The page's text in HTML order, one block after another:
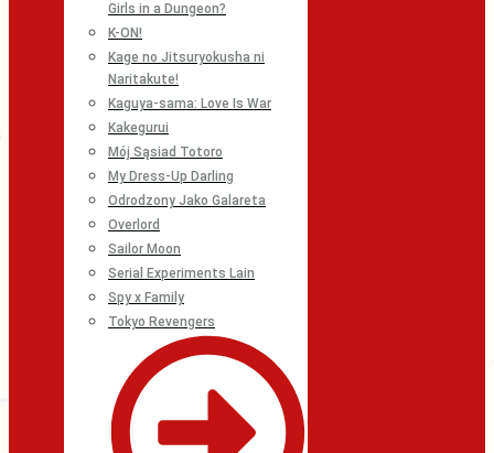
Girls in a Dungeon?
K-ON!
Kage no Jitsuryokusha ni
Naritakute!
Kaguya-sama: Love Is War
Kakegurui
Mój Sąsiad Totoro
My Dress-Up Darling
Odrodzony Jako Galareta
Overlord
Sailor Moon
Serial Experiments Lain
Spy x Family
Tokyo Revengers